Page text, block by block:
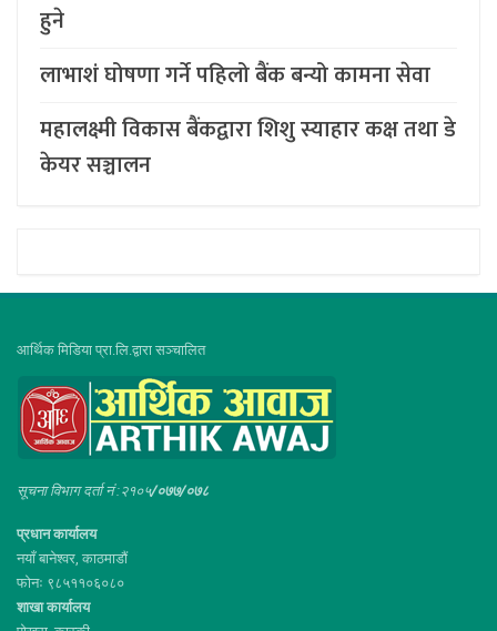
हुने
लाभाशं घोषणा गर्ने पहिलो बैंक बन्यो कामना सेवा
महालक्ष्मी विकास बैंकद्वारा शिशु स्याहार कक्ष तथा डे
केयर सञ्चालन
आर्थिक मिडिया प्रा.लि.द्वारा सञ्चालित
सूचना विभाग दर्ता नं :२१०५/०७७/०७८
प्रधान कार्यालय
नयाँ बानेश्वर, काठमाडौं
फोनः ९८५११०६०८०
शाखा कार्यालय